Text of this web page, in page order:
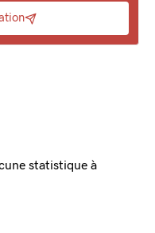
statistique à